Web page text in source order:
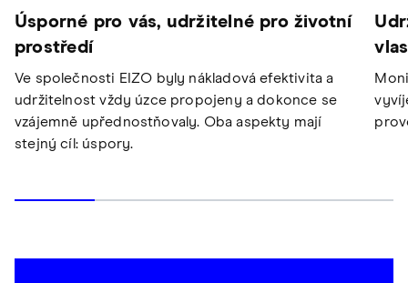
Úsporné pro vás, udržitelné pro životní
prostředí
Ve společnosti EIZO byly nákladová efektivita a
udržitelnost vždy úzce propojeny a dokonce se
vzájemně upřednostňovaly. Oba aspekty mají
stejný cíl: úspory.